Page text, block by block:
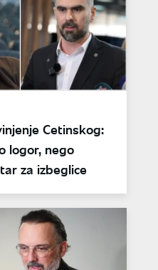
Cetinskog:
logor, nego
za izbeglice